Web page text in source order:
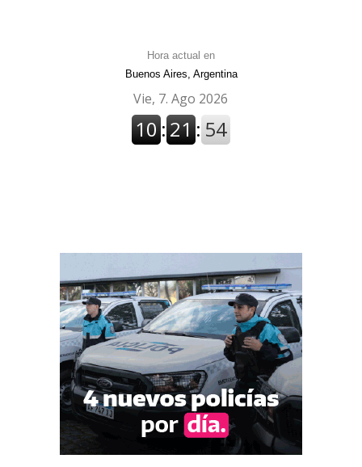
Hora actual en
Buenos Aires, Argentina